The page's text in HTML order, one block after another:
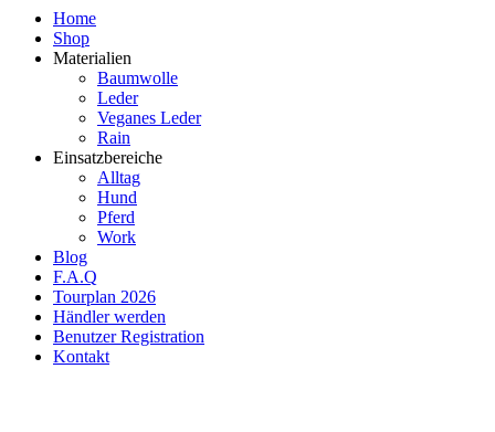
Home
Shop
Materialien
Baumwolle
Leder
Veganes Leder
Rain
Einsatzbereiche
Alltag
Hund
Pferd
Work
Blog
F.A.Q
Tourplan 2026
Händler werden
Benutzer Registration
Kontakt